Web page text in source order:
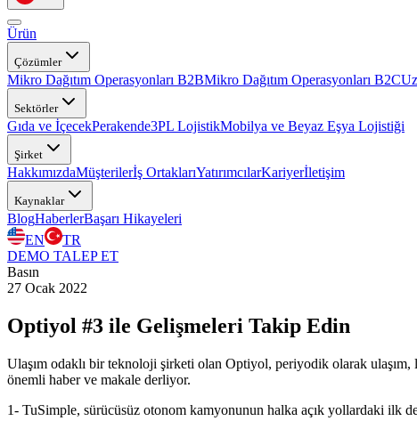
Ürün
Çözümler
Mikro Dağıtım Operasyonları B2BMikro Dağıtım Operasyonları B2C
Sektörler
Gıda ve İçecekPerakende3PL LojistikMobilya ve Beyaz Eşya Lojistiği
Şirket
HakkımızdaMüşterilerİş OrtaklarıYatırımcılarKariyerİletişim
Kaynaklar
BlogHaberlerBaşarı Hikayeleri
EN
TR
DEMO TALEP ET
Basın
27 Ocak 2022
Optiyol #3 ile Gelişmeleri Takip Edin
Ulaşım odaklı bir teknoloji şirketi olan Optiyol, periyodik olarak
önemli haber ve makale derliyor.
1- TuSimple, sürücüsüz otonom kamyonunun halka açık yollardaki ilk